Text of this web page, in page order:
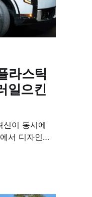
라스틱
일으킨
신이 동시에
서 디자인과